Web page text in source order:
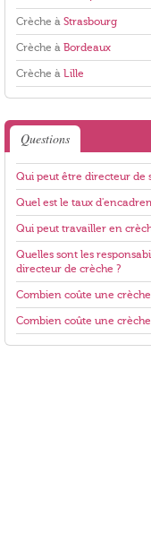
Crèche à Strasbourg
Crèche à Bordeaux
Crèche à Lille
Questions
Qui peut être directeur de
Quel est le taux
Qui peut travailler en
Quelles sont les
directeur de crèche ?
Combien coûte une
Combien coûte une